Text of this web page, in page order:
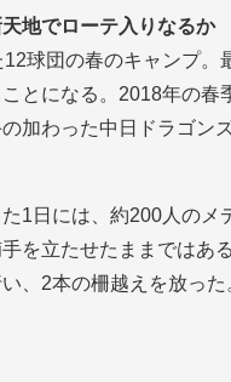
地でローテ入りなるか
球団の春のキャンプ。
とになる。2018年の
加わった中日ドラゴン
1日には、約200人の
を立たせたままではあ
、2本の柵越えを放っ